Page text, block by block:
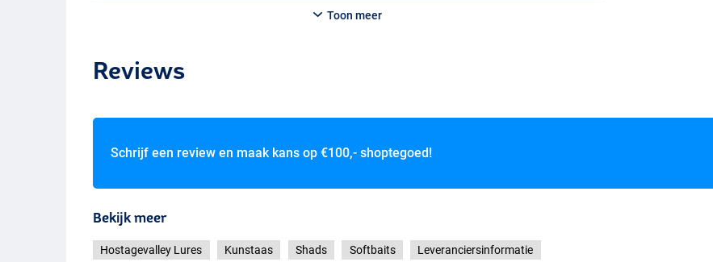
Toon meer
Reviews
Schrijf een review en maak kans op €100,- shoptegoed!
Bekijk meer
Hostagevalley Lures Kunstaas Shads Softbaits Leveranciersinformatie